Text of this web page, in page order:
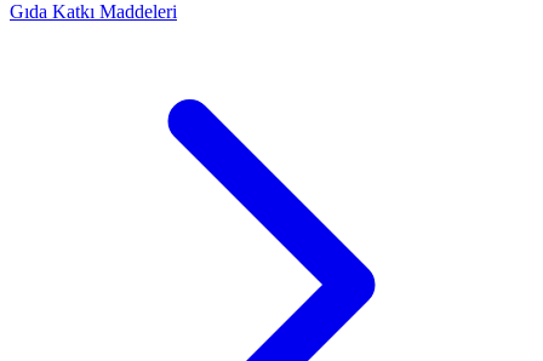
Gıda Katkı Maddeleri